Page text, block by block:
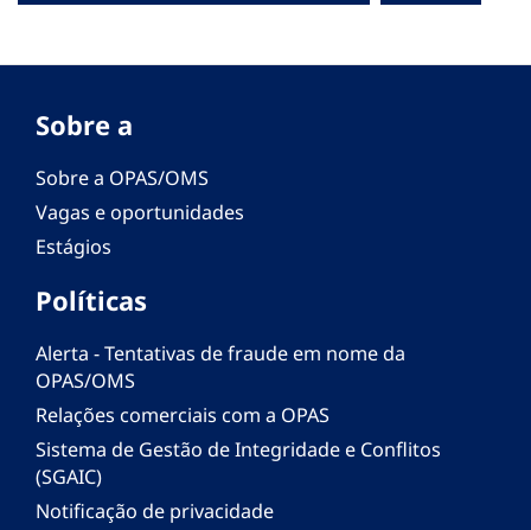
Sobre a
Sobre a OPAS/OMS
Vagas e oportunidades
Estágios
Políticas
Alerta - Tentativas de fraude em nome da
OPAS/OMS
Relações comerciais com a OPAS
Sistema de Gestão de Integridade e Conflitos
(SGAIC)
Notificação de privacidade